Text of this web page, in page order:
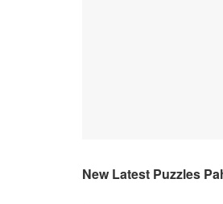
New Latest Puzzles